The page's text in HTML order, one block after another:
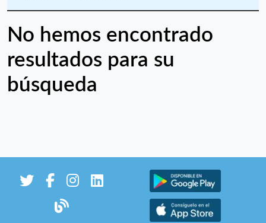
No hemos encontrado
resultados para su
búsqueda